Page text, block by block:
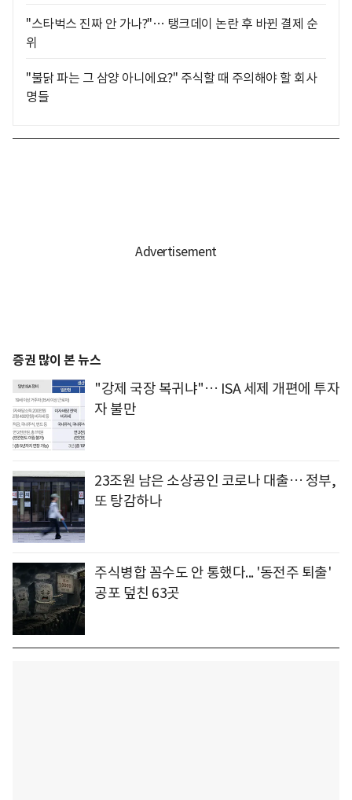
"스타벅스 진짜 안 가나?"… 탱크데이 논란 후 바뀐 결제 순
위
"불닭 파는 그 삼양 아니에요?" 주식할 때 주의해야 할 회사
명들
증권 많이 본 뉴스
"강제 국장 복귀냐"… ISA 세제 개편에 투자
자 불만
23조원 남은 소상공인 코로나 대출… 정부,
또 탕감하나
주식병합 꼼수도 안 통했다... '동전주 퇴출'
공포 덮친 63곳